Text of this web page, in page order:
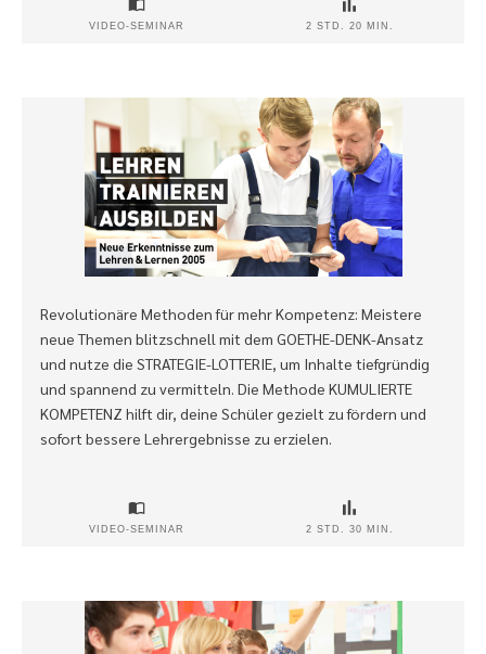
VIDEO-SEMINAR 2 STD. 20 MIN.
Revolutionäre Methoden für mehr Kompetenz: Meistere
neue Themen blitzschnell mit dem GOETHE-DENK-Ansatz
und nutze die STRATEGIE-LOTTERIE, um Inhalte tiefgründig
und spannend zu vermitteln. Die Methode KUMULIERTE
KOMPETENZ hilft dir, deine Schüler gezielt zu fördern und
sofort bessere Lehrergebnisse zu erzielen.
VIDEO-SEMINAR 2 STD. 30 MIN.